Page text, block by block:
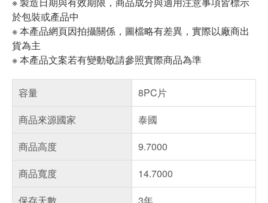
於包裝或產品中
※ 本產品網頁因拍攝關係，圖檔略有差異，實際以廠商出
貨為主
※ 本產品文案若有變動敬請參照實際商品為準
容量
8PC片
商品來源國家
泰國
商品高度
9.7000
商品寬度
14.7000
保存天數
3年